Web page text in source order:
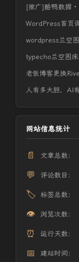
[推广]酷鸭数据 ·
WordPress首页
wordpress兰空
typecho兰空图
老张博客更换
人有多大胆，AI
网站信息统计
📄 文章总数：
💬 评论数目：
🏷️ 标签总数：
👁️ 浏览次数：
⏰ 运行天数：
📅 建站时间：